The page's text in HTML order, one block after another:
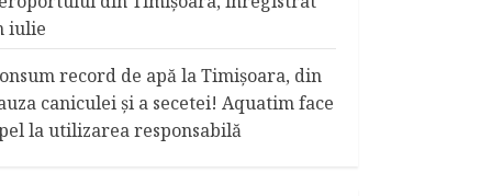
iulie
record de apă la Timişoara, din
caniculei şi a secetei! Aquatim face
la utilizarea responsabilă